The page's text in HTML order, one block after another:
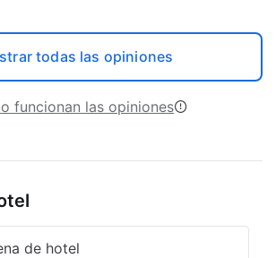
todas las opiniones
funcionan las opiniones
de hotel